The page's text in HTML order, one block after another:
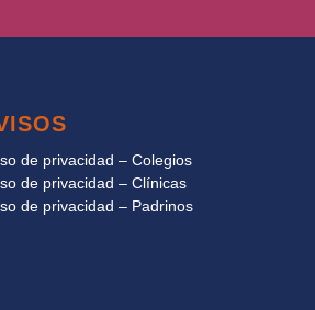
de privacidad – Colegios
de privacidad – Clínicas
de privacidad – Padrinos